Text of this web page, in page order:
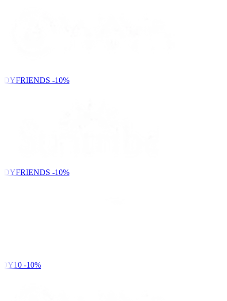
-10%
-10%
-10%